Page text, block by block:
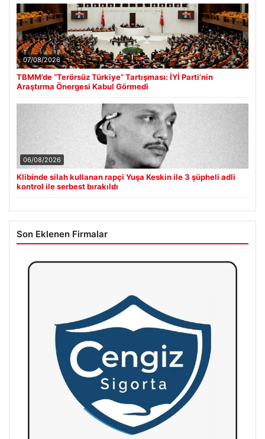
07/08/2026
TBMM’de “Terörsüz Türkiye” Tartışması: İYİ Parti’nin
Araştırma Önergesi Kabul Görmedi
06/08/2026
Klibinde silah kullanan rapçi Yuşa Keskin ile 3 şüpheli adli
kontrol ile serbest bırakıldı
Son Eklenen Firmalar